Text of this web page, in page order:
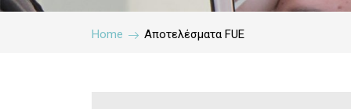
Home Αποτελέσματα FUE